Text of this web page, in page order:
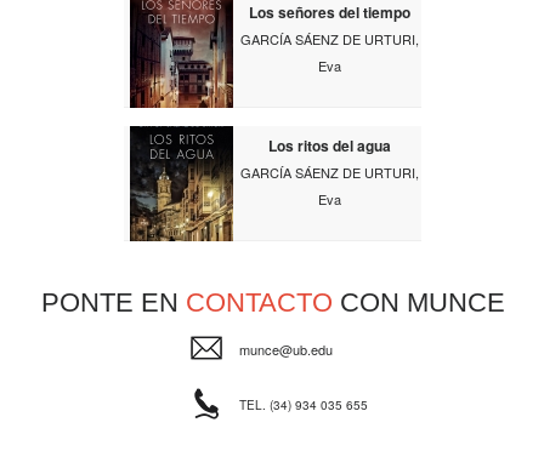
Los señores del tiempo
GARCÍA SÁENZ DE URTURI,
Eva
Los ritos del agua
GARCÍA SÁENZ DE URTURI,
Eva
PONTE EN CONTACTO CON MUNCE
munce@ub.edu
TEL. (34) 934 035 655